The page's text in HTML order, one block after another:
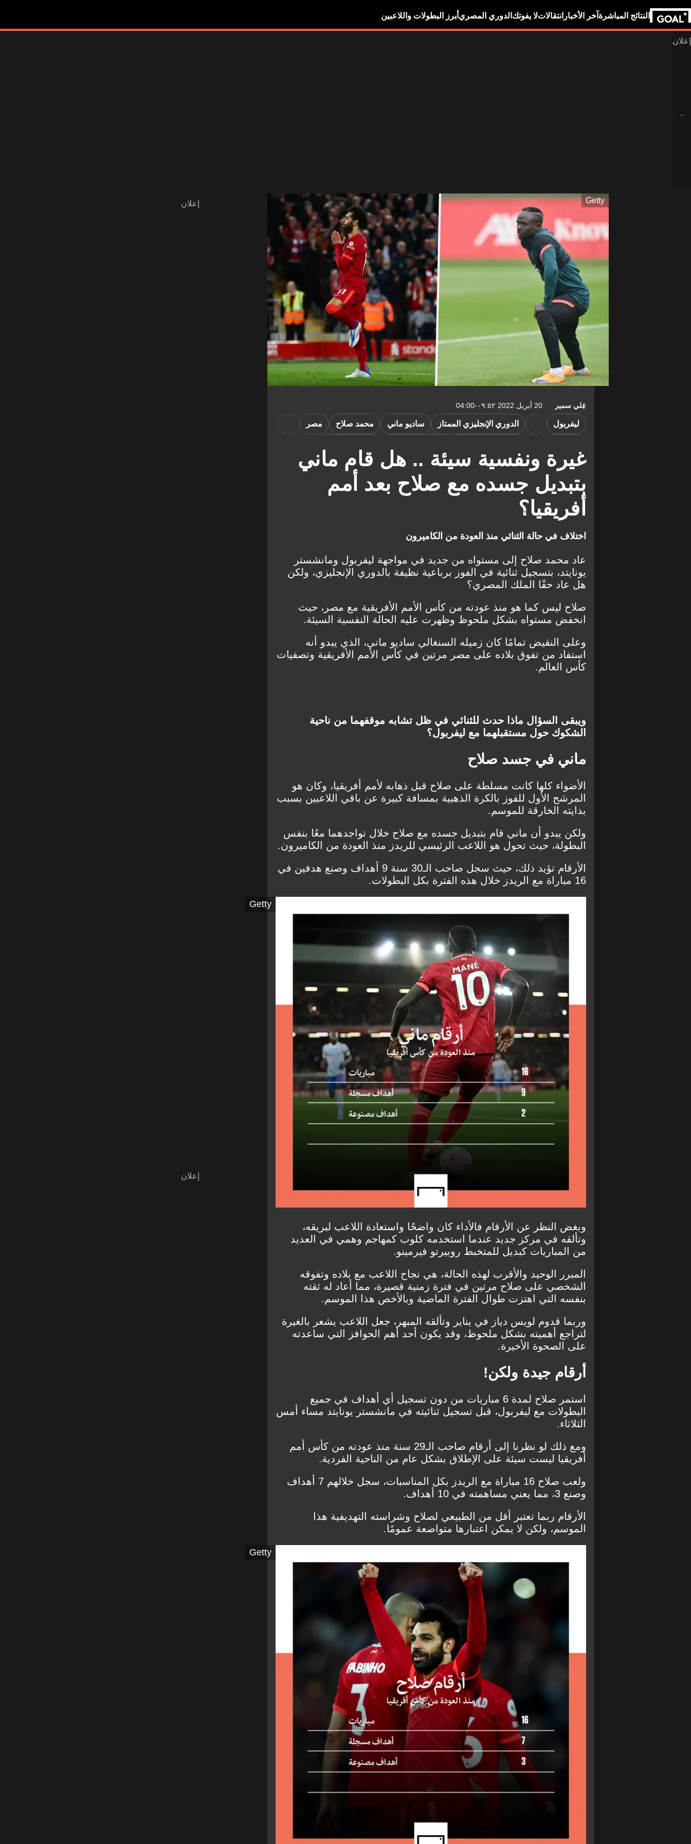
النتائج المباشرة آخر الأخبار انتقالاتلا يفوتك الدوري المصري أبرز البطولات واللاعبين
Getty
علي سمير 20 أبريل 2022 ٠٩:٥٢-04:00
غيرة ونفسية سيئة .. هل قام ماني
بتبديل جسده مع صلاح بعد أمم
أفريقيا؟
ليفربول الدوري الإنجليزي الممتاز ساديو ماني محمد صلاح مصر
اختلاف في حالة الثنائي منذ العودة من الكاميرون
عاد محمد صلاح إلى مستواه من جديد في مواجهة ليفربول ومانشستر
يونايتد، بتسجيل ثنائية في الفوز برباعية نظيفة بالدوري الإنجليزي، ولكن
هل عاد حقًا الملك المصري؟
صلاح ليس كما هو منذ عودته من كأس الأمم الأفريقية مع مصر، حيث
انخفض مستواه بشكل ملحوظ وظهرت عليه الحالة النفسية السيئة.
وعلى النقيض تمامًا كان زميله السنغالي ساديو ماني، الذي يبدو أنه
استفاد من تفوق بلاده على مصر مرتين في كأس الأمم الأفريقية وتصفيات
كأس العالم.
ويبقى السؤال ماذا حدث للثنائي في ظل تشابه موقفهما من ناحية
الشكوك حول مستقبلهما مع ليفربول؟
ماني في جسد صلاح
الأضواء كلها كانت مسلطة على صلاح قبل ذهابه لأمم أفريقيا، وكان هو
المرشح الأول للفوز بالكرة الذهبية بمسافة كبيرة عن باقي اللاعبين بسبب
بدايته الخارقة للموسم.
ولكن يبدو أن ماني قام بتبديل جسده مع صلاح خلال تواجدهما معًا بنفس
البطولة، حيث تحول هو اللاعب الرئيسي للريدز منذ العودة من الكاميرون.
الأرقام تؤيد ذلك، حيث سجل صاحب الـ30 سنة 9 أهداف وصنع هدفين في
16 مباراة مع الريدز خلال هذه الفترة بكل البطولات.
Getty
وبغض النظر عن الأرقام فالأداء كان واضحًا واستعادة اللاعب لبريقه،
وتألقه في مركز جديد عندما استخدمه كلوب كمهاجم وهمي في العديد
من المباريات كبديل للمتخبط روبيرتو فيرمينو.
المبرر الوحيد والأقرب لهذه الحالة، هي نجاح اللاعب مع بلاده وتفوقه
الشخصي على صلاح مرتين في فترة زمنية قصيرة، مما أعاد له ثقته
بنفسه التي اهتزت طوال الفترة الماضية وبالأخص هذا الموسم.
وربما قدوم لويس دياز في يناير وتألقه المبهر، جعل اللاعب يشعر بالغيرة
لتراجع أهميته بشكل ملحوظ، وقد يكون أحد أهم الحوافز التي ساعدته
على الصحوة الأخيرة.
أرقام جيدة ولكن!
استمر صلاح لمدة 6 مباريات من دون تسجيل أي أهداف في جميع
البطولات مع ليفربول، قبل تسجيل ثنائيته في مانشستر يونايتد مساء أمس
الثلاثاء.
ومع ذلك لو نظرنا إلى أرقام صاحب الـ29 سنة منذ عودته من كأس أمم
أفريقيا ليست سيئة على الإطلاق بشكل عام من الناحية الفردية.
ولعب صلاح 16 مباراة مع الريدز بكل المناسبات، سجل خلالهم 7 أهداف
وصنع 3، مما يعني مساهمته في 10 أهداف.
الأرقام ربما تعتبر أقل من الطبيعي لصلاح وشراسته التهديفية هذا
الموسم، ولكن لا يمكن اعتبارها متواضعة عمومًا.
Getty